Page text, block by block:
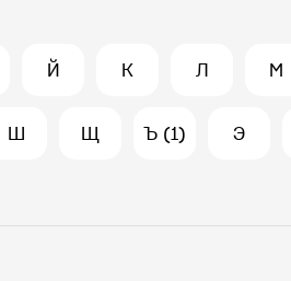
Й К Л М
Ш Щ Ъ (1) Э